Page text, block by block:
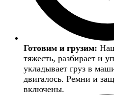
Готовим и грузим:
тяжесть, разбирает и
укладывает груз в
двигалось. Ремни и
включены.